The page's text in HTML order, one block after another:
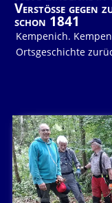
Verstöße gegen
schon 1841
Kempenich.
Ortsgeschichte